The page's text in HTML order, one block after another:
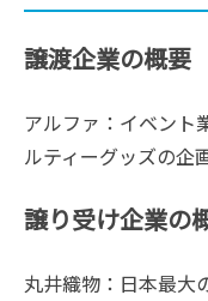
譲渡企業の概要
アルファ：イベント
ルティーグッズの企
譲り受け企業の
丸井織物：日本最大